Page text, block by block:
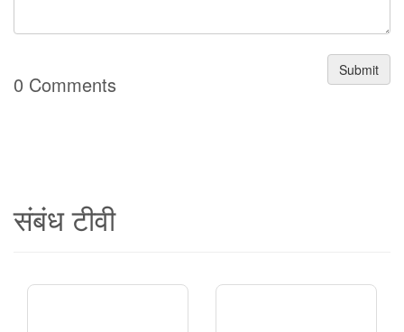
Submit
0 Comments
संबंध टीवी